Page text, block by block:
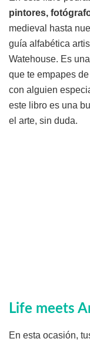
pintores,
medieval hasta
guía alfabética
Watehouse. Es
que te empapes
con alguien
este libro es una
el arte, sin duda.
Life meets
En esta ocasión,